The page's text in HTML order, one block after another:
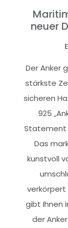
neuer
Der Anker
stärkste
sicheren
925
Statement
Das
kunstvoll
verkörpert
gibt Ihnen
der